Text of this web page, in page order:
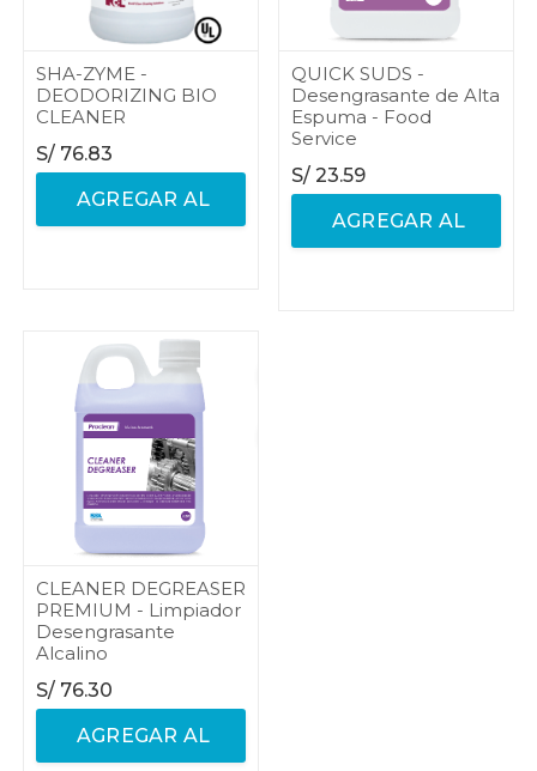
SHA-ZYME -
DEODORIZING BIO
CLEANER
S/ 76.83
AGREGAR AL
QUICK SUDS -
Desengrasante de Alta
Espuma - Food
Service
S/ 23.59
AGREGAR AL
CLEANER DEGREASER
PREMIUM - Limpiador
Desengrasante
Alcalino
S/ 76.30
AGREGAR AL